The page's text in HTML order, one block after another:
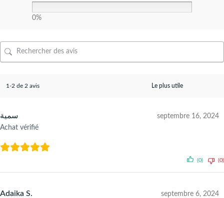
0%
1-2 de 2 avis
سمية
Achat vérifié
septembre 16, 2024
(0) (0)
Adaika S. septembre 6, 2024